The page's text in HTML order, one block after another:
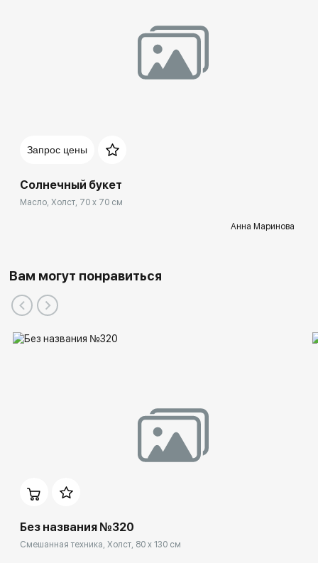
Запрос цены
Солнечный букет
Масло, Холст, 70 x 70 см
Анна Маринова
Вам могут понравиться
Без названия №320
Смешанная техника, Холст, 80 x 130 см